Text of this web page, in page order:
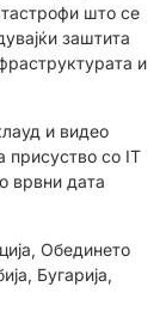
што се
заштита
и
и видео
присуство со IT
врвни дата
Обединето
Бугарија,